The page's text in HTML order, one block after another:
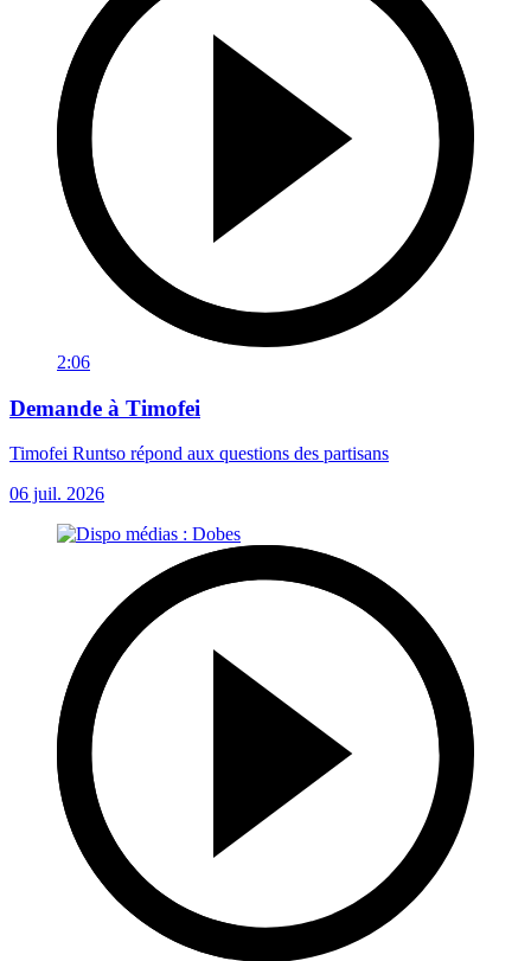
2:06
Demande à Timofei
Timofei Runtso répond aux questions des partisans
06 juil. 2026